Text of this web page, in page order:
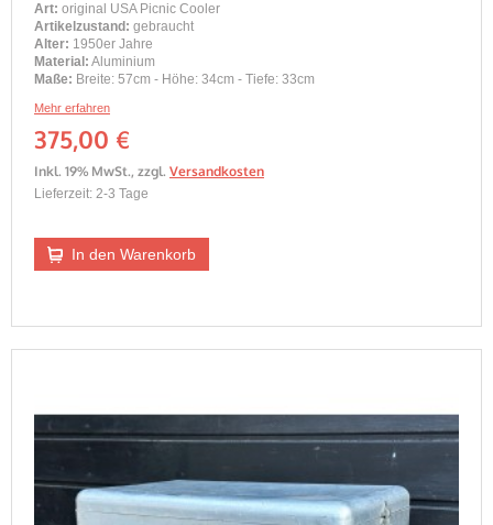
Art: original USA Picnic Cooler
Artikelzustand: gebraucht
Alter: 1950er Jahre
Material: Aluminium
Maße: Breite: 57cm - Höhe: 34cm - Tiefe: 33cm
Mehr erfahren
375,00 €
Inkl. 19% MwSt., zzgl. Versandkosten
Lieferzeit: 2-3 Tage
In den Warenkorb